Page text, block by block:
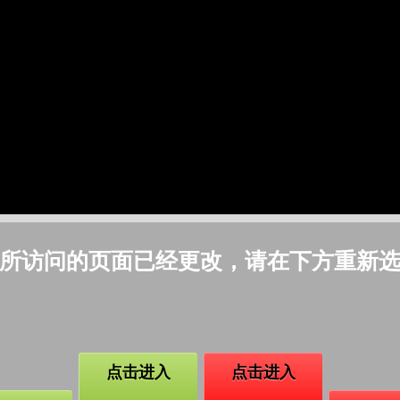
访问的页面已经更改，请在下方重新
点击进入 点击进入